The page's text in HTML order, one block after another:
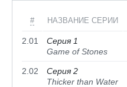
# НАЗВАНИЕ СЕРИИ
2.01
Серия 1
Game of Stones
2.02
Серия 2
Thicker than Water